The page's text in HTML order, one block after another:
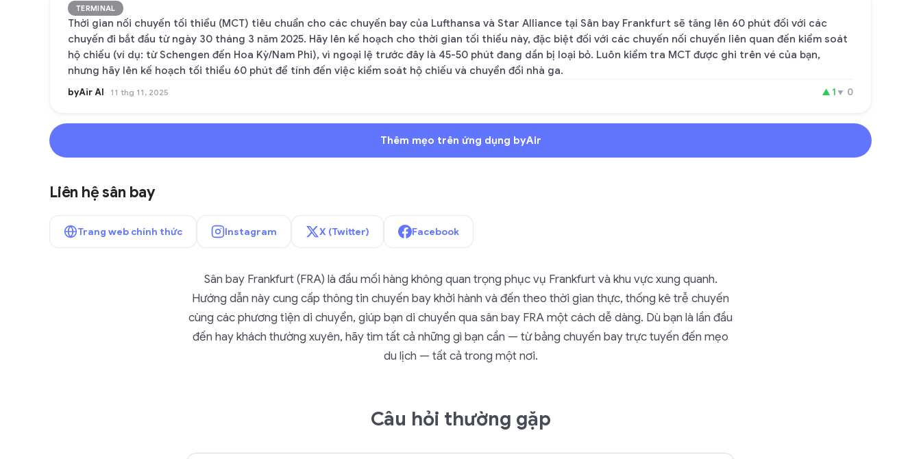
TERMINAL
Thời gian nối chuyến tối thiểu (MCT) tiêu chuẩn cho các chuyến bay của Lufthansa và Star Alliance tại Sân bay Frankfurt sẽ tăng lên 60 phút đối với các
chuyến đi bắt đầu từ ngày 30 tháng 3 năm 2025. Hãy lên kế hoạch cho thời gian tối thiểu này, đặc biệt đối với các chuyến nối chuyến liên quan đến kiểm soát
hộ chiếu (ví dụ: từ Schengen đến Hoa Kỳ/Nam Phi), vì ngoại lệ trước đây là 45-50 phút đang dần bị loại bỏ. Luôn kiểm tra MCT được ghi trên vé của bạn,
nhưng hãy lên kế hoạch tối thiểu 60 phút để tính đến việc kiểm soát hộ chiếu và chuyển đổi nhà ga.
byAir AI 11 thg 11, 2025 ▲ 1 ▼ 0
Thêm mẹo trên ứng dụng byAir
Liên hệ sân bay
Trang web chính thức Instagram X (Twitter) Facebook
Sân bay Frankfurt (FRA) là đầu mối hàng không quan trọng phục vụ Frankfurt và khu vực xung quanh.
Hướng dẫn này cung cấp thông tin chuyến bay khởi hành và đến theo thời gian thực, thống kê trễ chuyến
cùng các phương tiện di chuyển, giúp bạn di chuyển qua sân bay FRA một cách dễ dàng. Dù bạn là lần đầu
đến hay khách thường xuyên, hãy tìm tất cả những gì bạn cần — từ bảng chuyến bay trực tuyến đến mẹo
du lịch — tất cả trong một nơi.
Câu hỏi thường gặp